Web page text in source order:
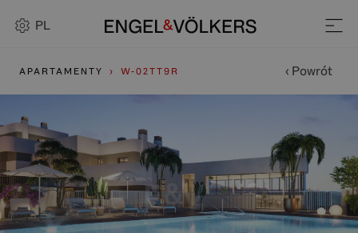
PL
APARTAMENTY W-02TT9R ‹ Powrót